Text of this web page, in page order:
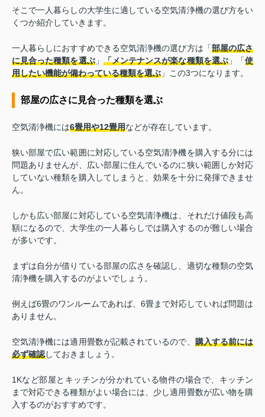
そこで一人暮らしの大学生に適している空気清浄機の選び方をい
くつか紹介していきます。
一人暮らしにおすすめできる空気清浄機の選び方は「部屋の広さ
に見合った種類を選ぶ」 「メンテナンスが楽な種類を選ぶ」「使
用したい機能が備わっている種類を選ぶ 」この3つになります。
部屋の広さに見合った種類を選ぶ
空気清浄機には6畳用や12畳用などが存在しています。
狭い部屋で広い範囲に対応している空気清浄機を購入する分には
問題ありませんが、広い部屋に住んでいるのに狭い範囲しか対応
していない種類を購入してしまうと、効果を十分に発揮できませ
ん。
しかも広い部屋に対応している空気清浄機は、それだけ値段も高
額になるので、大学生の一人暮らしでは購入するのが難しい場合
が多いです。
まずは自分が借りている部屋の広さを確認し、適切な種類の空気
清浄機を購入するのがよいでしょう。
例えば6畳のワンルームであれば、6畳まで対応していれば問題は
ありません。
空気清浄機には適用畳数が記載されているので、 購入する前には
必ず確認しておきましょう。
1Kなど部屋とキッチンが分かれている物件の場合で、キッチン
まで対応できる種類がよい場合には、少し適用畳数が広い物を購
入するのがおすすめです。